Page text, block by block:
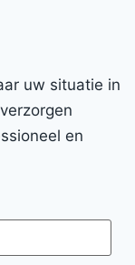
uw situatie in
en